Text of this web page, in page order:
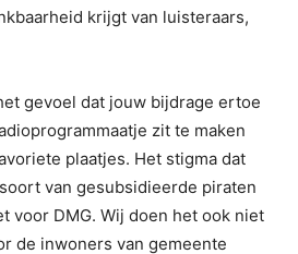
krijgt van luisteraars,
gevoel dat jouw bijdrage ertoe
zit te maken
plaatjes. Het stigma dat
van gesubsidieerde piraten
voor DMG. Wij doen het ook niet
de inwoners van gemeente